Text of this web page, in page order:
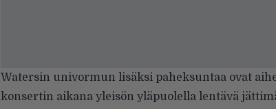
Watersin univormun lisäksi paheksuntaa ovat
konsertin aikana yleisön yläpuolella lentävä